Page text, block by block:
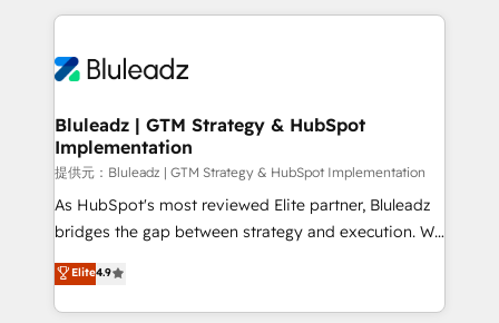
tune-ups, feature rollouts, adoption coaching. Buying
HubSpot, switching to it, or reviving a stale portal?
トを組み込んだ顧客フロント業務（マーケティング・営
ィブ・エージェンシーです。事業部・グループ会社・部
を、CRMを軸とした全社共通基盤に再構築します。意
思決定者・PMO・現場担当者に並走します。 1️⃣
HubSpot導入・活用支援 顧客データの一元化から、
GTMの見える化・自動化まで。全Hub統合運用、デー
タ品質設計、グループ横断のCRM統合に対応します。
の一部をAIが自律実行する組織への移行を設計・実装。
Breeze・Claude等をHubSpotと連携させ、役割定義・
Bluleadz | GTM Strategy & HubSpot
Implementation
提供元：Bluleadz | GTM Strategy & HubSpot Implementation
As HubSpot's most reviewed Elite partner, Bluleadz
bridges the gap between strategy and execution. We
don't just "set up tools" — we install the GTM
Operating System (GTM OS) to align your leadership
and engineer a portal that drives predictable
Elite4.9